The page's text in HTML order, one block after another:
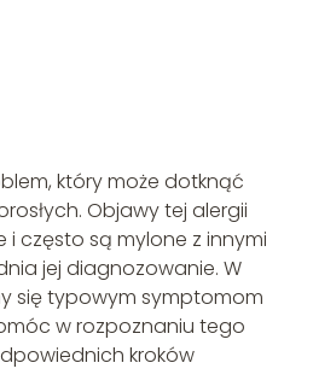
który może dotknąć
Objawy tej alergii
często są mylone z innymi
jej diagnozowanie. W
się typowym symptomom
w rozpoznaniu tego
kroków